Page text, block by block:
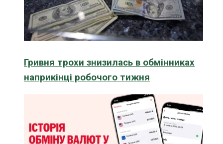
Гривня трохи знизилась в обмінниках
наприкінці робочого тижня